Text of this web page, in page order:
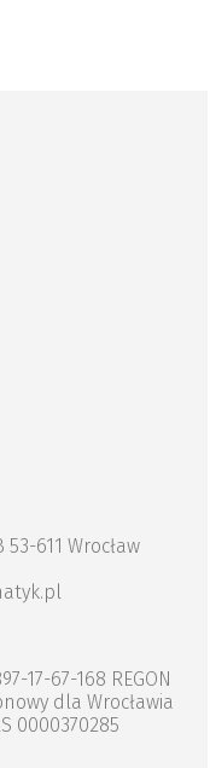
611 Wrocław
17-67-168 REGON
dla Wrocławia
0000370285